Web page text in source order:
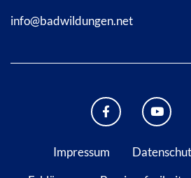
info@badwildungen.net
FACEBOOK
Impressum